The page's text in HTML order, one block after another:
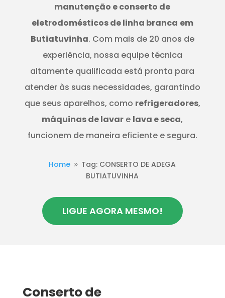
manutenção e conserto de
eletrodomésticos de linha branca em
Butiatuvinha. Com mais de 20 anos de
experiência, nossa equipe técnica
altamente qualificada está pronta para
atender às suas necessidades, garantindo
que seus aparelhos, como refrigeradores,
máquinas de lavar e lava e seca,
funcionem de maneira eficiente e segura.
Home 9 Tag: CONSERTO DE ADEGA
BUTIATUVINHA
LIGUE AGORA MESMO!
Conserto de